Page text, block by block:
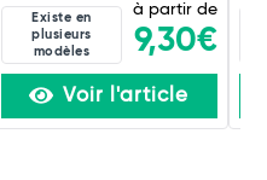
Existe en
plusieurs
modèles
à partir de
9,30€
Voir l'article